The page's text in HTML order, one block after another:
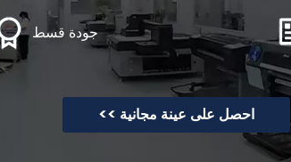
جودة قسط
احصل على عينة مجانية >>